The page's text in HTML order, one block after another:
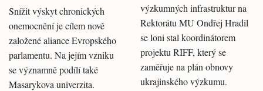
Snížit výskyt chronických
onemocnění je cílem nově
založené aliance Evropského
parlamentu. Na jejím vzniku
se významně podílí také
Masarykova univerzita.
výzkumných infrastruktur na
Rektorátu MU Ondřej Hradil
se loni stal koordinátorem
projektu RIFF, který se
zaměřuje na plán obnovy
ukrajinského výzkumu.